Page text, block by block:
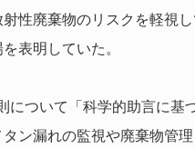
性廃棄物のリスクを軽視
表明していた。
について「科学的助言に
ン漏れの監視や廃棄物管